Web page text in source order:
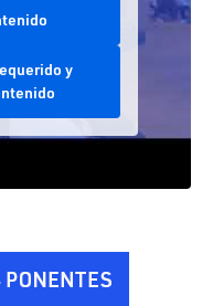
y